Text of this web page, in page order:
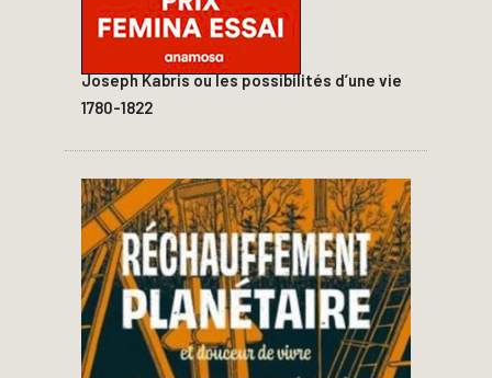
Joseph Kabris ou les possibilités d’une vie
1780-1822